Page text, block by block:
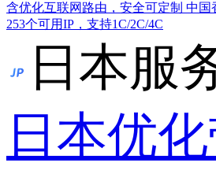
含优化互联网路由，安全可定制 中国
253个可用IP，支持1C/2C/4C
日本服
日本优